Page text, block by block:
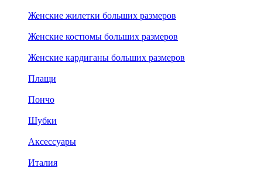
Женские жилетки больших размеров
Женские костюмы больших размеров
Женские кардиганы больших размеров
Плащи
Пончо
Шубки
Аксессуары
Италия